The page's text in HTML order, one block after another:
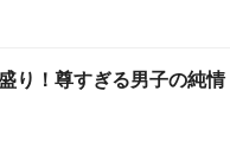
り！尊すぎる男子の純情